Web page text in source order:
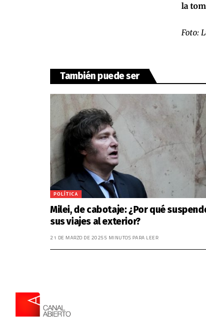
la
Foto:
También puede ser
POLÍTICA
Milei, de cabotaje: ¿Por qué
sus viajes al exterior?
21 DE MARZO DE 20255 MINUTOS PARA LEER